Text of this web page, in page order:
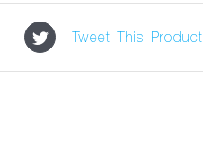
Tweet This Product